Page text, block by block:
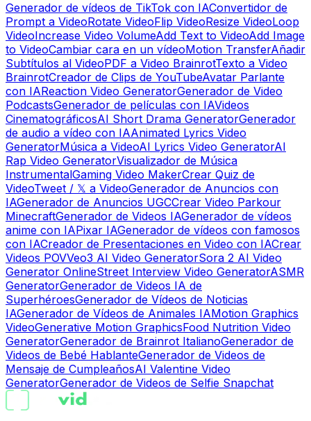
Generador de vídeos de TikTok con IAConvertidor de
Prompt a VideoRotate VideoFlip VideoResize VideoLoop
VideoIncrease Video VolumeAdd Text to VideoAdd Image
to VideoCambiar cara en un vídeoMotion TransferAñadir
Subtítulos al VideoPDF a Video BrainrotTexto a Video
BrainrotCreador de Clips de YouTubeAvatar Parlante
con IAReaction Video GeneratorGenerador de Video
PodcastsGenerador de películas con IAVideos
CinematográficosAI Short Drama GeneratorGenerador
de audio a vídeo con IAAnimated Lyrics Video
GeneratorMúsica a VideoAI Lyrics Video GeneratorAI
Rap Video GeneratorVisualizador de Música
InstrumentalGaming Video MakerCrear Quiz de
VideoTweet / 𝕏 a VideoGenerador de Anuncios con
IAGenerador de Anuncios UGCCrear Video Parkour
MinecraftGenerador de Videos IAGenerador de vídeos
anime con IAPixar IAGenerador de vídeos con famosos
con IACreador de Presentaciones en Video con IACrear
Videos POVVeo3 AI Video GeneratorSora 2 AI Video
Generator OnlineStreet Interview Video GeneratorASMR
GeneratorGenerador de Videos IA de
SuperhéroesGenerador de Vídeos de Noticias
IAGenerador de Vídeos de Animales IAMotion Graphics
VideoGenerative Motion GraphicsFood Nutrition Video
GeneratorGenerador de Brainrot ItalianoGenerador de
Videos de Bebé HablanteGenerador de Videos de
Mensaje de CumpleañosAI Valentine Video
GeneratorGenerador de Videos de Selfie Snapchat